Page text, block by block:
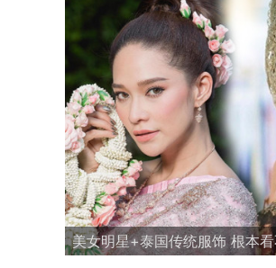
美女明星+泰国传统服饰 根本